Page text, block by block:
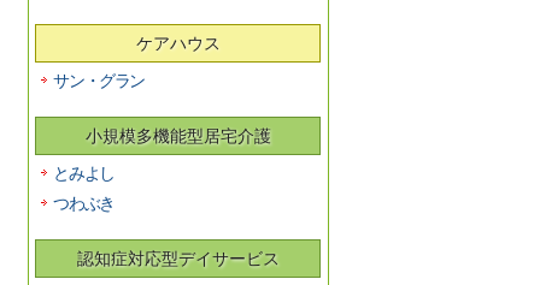
ケアハウス
サン・グラン
小規模多機能型居宅介護
とみよし
つわぶき
認知症対応型デイサービス